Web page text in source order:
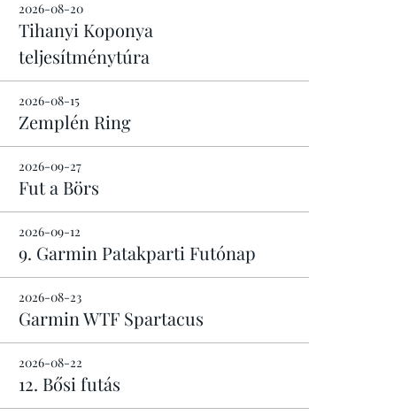
2026-08-20
Tihanyi Koponya
teljesítménytúra
2026-08-15
Zemplén Ring
2026-09-27
Fut a Börs
2026-09-12
9. Garmin Patakparti Futónap
2026-08-23
Garmin WTF Spartacus
2026-08-22
12. Bősi futás